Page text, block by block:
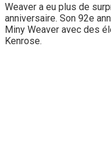
Weaver a eu plus de
anniversaire. Son 92e
Miny Weaver avec des
Kenrose.